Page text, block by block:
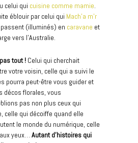
celui qui cuisine comme mamie.
éblouir par celui qui Mach’a m’r
passent (illuminés) en caravane et
vers l’Australie.
tout ! Celui qui cherchait
votre voisin, celle qui a suivi le
pourra peut-être vous guider et
décos florales, vous
pas non plus ceux qui
celle qui décoiffe quand elle
le monde du numérique, celle
yeux… Autant d’histoires qui